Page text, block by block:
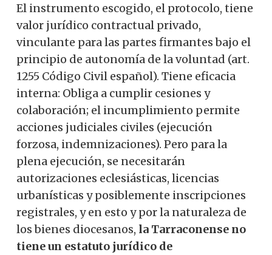
El instrumento escogido, el protocolo, tiene
valor jurídico contractual privado,
vinculante para las partes firmantes bajo el
principio de autonomía de la voluntad (art.
1255 Código Civil español). Tiene eficacia
interna: Obliga a cumplir cesiones y
colaboración; el incumplimiento permite
acciones judiciales civiles (ejecución
forzosa, indemnizaciones). Pero para la
plena ejecución, se necesitarán
autorizaciones eclesiásticas, licencias
urbanísticas y posiblemente inscripciones
registrales, y en esto y por la naturaleza de
los bienes diocesanos, la Tarraconense no
tiene un estatuto jurídico de